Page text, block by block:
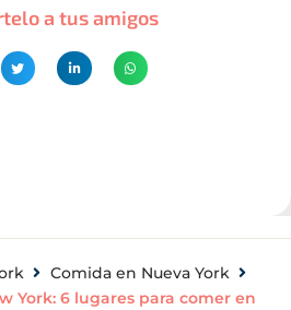
a tus amigos
Comida en Nueva York
York: 6 lugares para comer en